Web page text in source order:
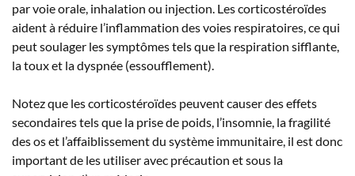
par voie orale, inhalation ou injection. Les corticostéroïdes
aident à réduire l’inflammation des voies respiratoires, ce qui
peut soulager les symptômes tels que la respiration sifflante,
la toux et la dyspnée (essoufflement).
Notez que les corticostéroïdes peuvent causer des effets
secondaires tels que la prise de poids, l’insomnie, la fragilité
des os et l’affaiblissement du système immunitaire, il est donc
important de les utiliser avec précaution et sous la